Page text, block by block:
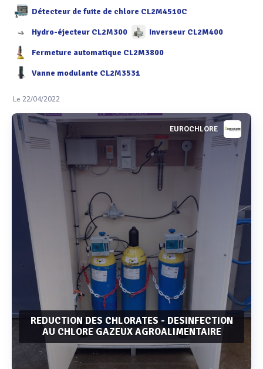
Détecteur de fuite de chlore CL2M4510C
Hydro-éjecteur CL2M300 Inverseur CL2M400
Fermeture automatique CL2M3800
Vanne modulante CL2M3531
Le 22/04/2022
EUROCHLORE
REDUCTION DES CHLORATES - DESINFECTION
AU CHLORE GAZEUX AGROALIMENTAIRE